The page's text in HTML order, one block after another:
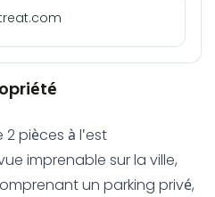
pièces à l'est
imprenable sur la ville,
un parking privé,